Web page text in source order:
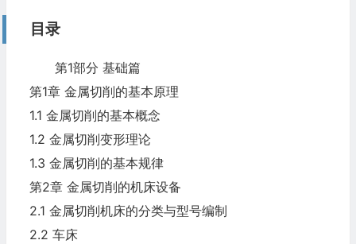
目录
第1部分 基础篇
第1章 金属切削的基本原理
1.1 金属切削的基本概念
1.2 金属切削变形理论
1.3 金属切削的基本规律
第2章 金属切削的机床设备
2.1 金属切削机床的分类与型号编制
2.2 车床